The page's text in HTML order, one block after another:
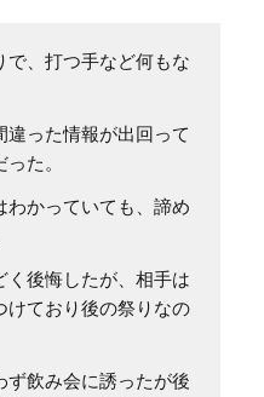
で、打つ手など何もな
った情報が出回って
た。
かっていても、諦め
後悔したが、相手は
けており後の祭りなの
飲み会に誘ったが後